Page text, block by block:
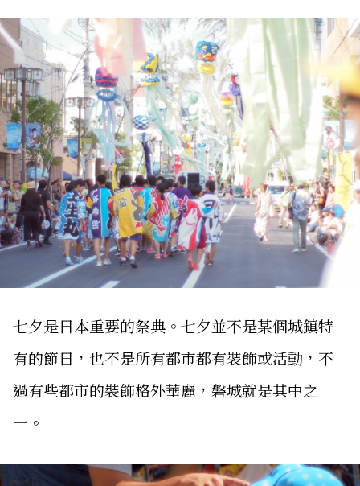
七夕是日本重要的祭典。七夕並不是某個城鎮特
有的節日，也不是所有都市都有裝飾或活動，不
過有些都市的裝飾格外華麗，磐城就是其中之
一。